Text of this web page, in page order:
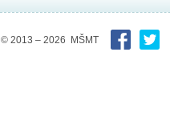
© 2013 – 2026 MŠMT